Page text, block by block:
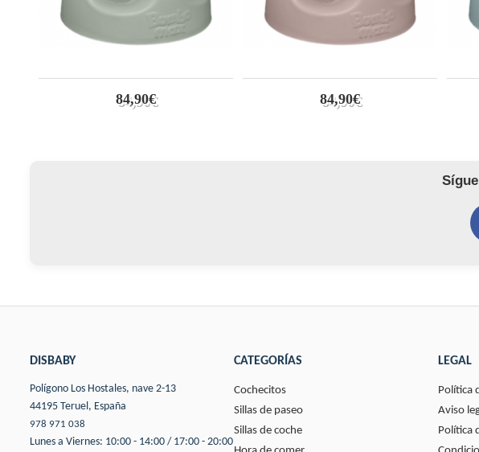
84,90€ 84,90€
DISBABY
Polígono Los Hostales, nave 2-13
44195 Teruel, España
978 971 038
Lunes a Viernes: 10:00 - 14:00 / 17:00 - 20:00
CATEGORÍAS
Cochecitos
Sillas de paseo
Sillas de coche
LEGAL
Política
Aviso
Política